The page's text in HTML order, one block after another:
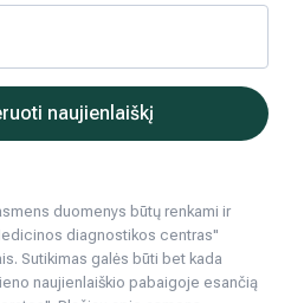
gydymo centras
– tik simptomas.
naujienlaiškį
duomenys būtų renkami ir
diagnostikos centras"
Sutikimas galės būti bet kada
naujienlaiškio pabaigoje esančią